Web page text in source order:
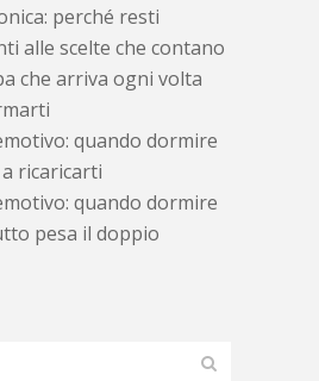
perché resti
alle scelte che contano
che arriva ogni volta
quando dormire
ricaricarti
quando dormire
pesa il doppio